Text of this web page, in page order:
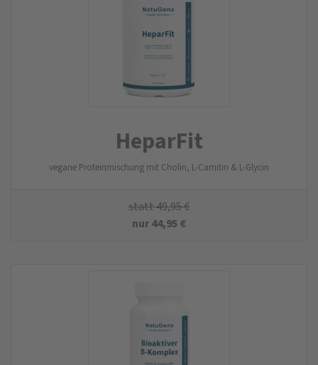
HeparFit
vegane Proteinmischung mit Cholin, L-Carnitin & L-Glycin
statt49,95€
nur44,95 €